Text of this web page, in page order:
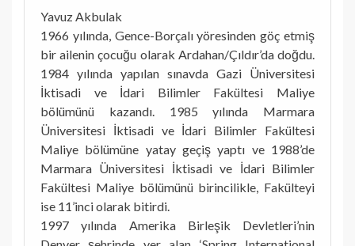
Yavuz Akbulak
1966 yılında, Gence-Borçalı yöresinden göç etmiş
bir ailenin çocuğu olarak Ardahan/Çıldır’da doğdu.
1984 yılında yapılan sınavda Gazi Üniversitesi
İktisadi ve İdari Bilimler Fakültesi Maliye
bölümünü kazandı. 1985 yılında Marmara
Üniversitesi İktisadi ve İdari Bilimler Fakültesi
Maliye bölümüne yatay geçiş yaptı ve 1988’de
Marmara Üniversitesi İktisadi ve İdari Bilimler
Fakültesi Maliye bölümünü birincilikle, Fakülteyi
ise 11’inci olarak bitirdi.
1997 yılında Amerika Birleşik Devletleri’nin